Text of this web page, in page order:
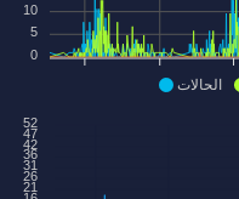
الحالات
10
5
0
52
47
42
36
31
26
21